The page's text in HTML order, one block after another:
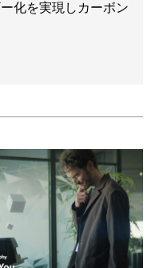
化を実現しカーボン